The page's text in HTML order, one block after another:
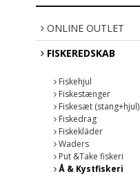
ONLINE OUTLET
FISKEREDSKAB
Fiskehjul
Fiskestænger
Fiskesæt (stang+hjul)
Fiskedrag
Fiskekläder
Waders
Put &Take fiskeri
Å & Kystfiskeri